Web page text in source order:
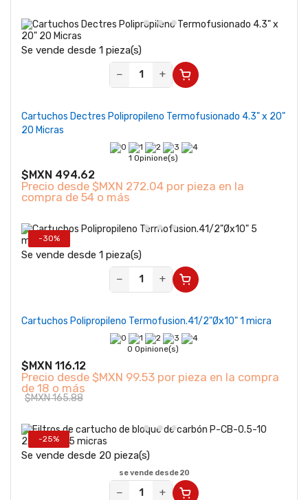
Se vende desde 1 pieza(s)
−
+
Cartuchos Dectres Polipropileno Termofusionado 4.3" x 20"
20 Micras
1 Opinione(s)
$MXN 494.62
Precio desde $MXN 272.04 por pieza en la
compra de 54 o más
-30%
Se vende desde 1 pieza(s)
−
+
Cartuchos Polipropileno Termofusion.41/2"Øx10" 1 micra
0 Opinione(s)
$MXN 116.12
Precio desde $MXN 99.53 por pieza en la compra
de 18 o más
$MXN 165.88
-25%
Se vende desde 20 pieza(s)
se vende desde 20
− +